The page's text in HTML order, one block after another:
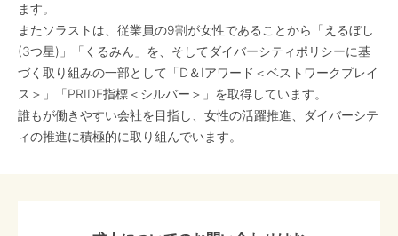
ます。
またソラストは、従業員の9割が女性であることから「えるぼし
(3つ星)」「くるみん」を、そしてダイバーシティポリシーに基
づく取り組みの一部として「D＆Iアワード＜ベストワークプレイ
ス＞」「PRIDE指標＜シルバー＞」を取得しています。
誰もが働きやすい会社を目指し、女性の活躍推進、ダイバーシテ
ィの推進に積極的に取り組んでいます。